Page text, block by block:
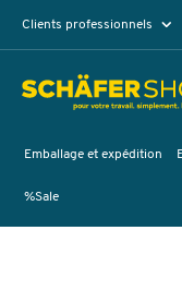
Clients professionnels
Emballage et expédition
%Sale